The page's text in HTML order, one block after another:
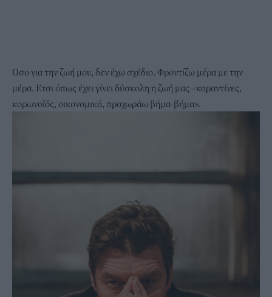
Οσο για την ζωή μου, δεν έχω σχέδιο. Φροντίζω μέρα με την
μέρα. Ετσι όπως έχει γίνει δύσκολη η ζωή μας –καραντίνες,
κορωνοϊός, οικονομικά, προχωράω βήμα-βήμα».